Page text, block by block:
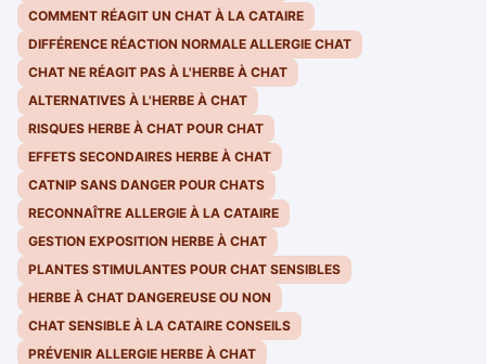
COMMENT RÉAGIT UN CHAT À LA CATAIRE
DIFFÉRENCE RÉACTION NORMALE ALLERGIE CHAT
CHAT NE RÉAGIT PAS À L'HERBE À CHAT
ALTERNATIVES À L'HERBE À CHAT
RISQUES HERBE À CHAT POUR CHAT
EFFETS SECONDAIRES HERBE À CHAT
CATNIP SANS DANGER POUR CHATS
RECONNAÎTRE ALLERGIE À LA CATAIRE
GESTION EXPOSITION HERBE À CHAT
PLANTES STIMULANTES POUR CHAT SENSIBLES
HERBE À CHAT DANGEREUSE OU NON
CHAT SENSIBLE À LA CATAIRE CONSEILS
PRÉVENIR ALLERGIE HERBE À CHAT